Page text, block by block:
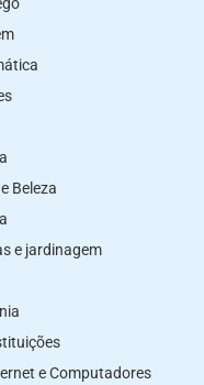
Beleza
e jardinagem
e Computadores